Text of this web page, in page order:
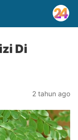
Di
2 tahun ago